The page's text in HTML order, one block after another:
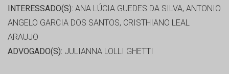
INTERESSADO(S): ANA LÚCIA GUEDES DA SILVA, ANTONIO
ANGELO GARCIA DOS SANTOS, CRISTHIANO LEAL
ARAUJO
ADVOGADO(S): JULIANNA LOLLI GHETTI